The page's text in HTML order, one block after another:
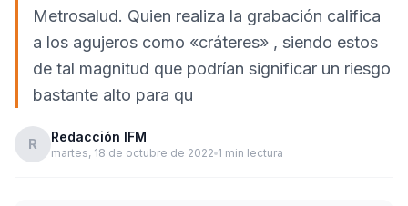
Metrosalud. Quien realiza la grabación califica
a los agujeros como «cráteres» , siendo estos
de tal magnitud que podrían significar un riesgo
bastante alto para qu
R Redacción IFM
martes, 18 de octubre de 2022 1 min lectura